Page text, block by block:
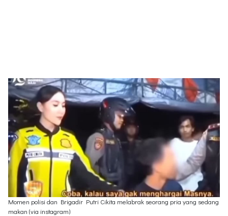
Momen polisi dan Brigadir Putri Cikita melabrak seorang pria yang sedang
makan (via instagram)